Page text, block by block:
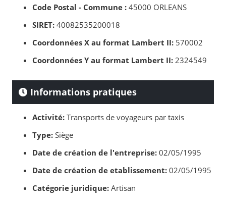
Code Postal - Commune : 45000 ORLEANS
SIRET: 40082535200018
Coordonnées X au format Lambert II: 570002
Coordonnées Y au format Lambert II: 2324549
Informations pratiques
Activité: Transports de voyageurs par taxis
Type: Siège
Date de création de l'entreprise: 02/05/1995
Date de création de etablissement: 02/05/1995
Catégorie juridique: Artisan